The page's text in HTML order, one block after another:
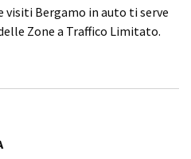
visiti Bergamo in auto ti serve
Zone a Traffico Limitato.